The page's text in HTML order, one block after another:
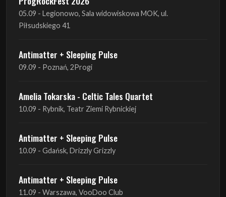
Antimatter + Sleeping Pulse
09.09 - Poznań, 2Progi
Amelia Tokarska - Celtic Tales Quartet
10.09 - Rybnik, Teatr Ziemi Rybnickiej
Antimatter + Sleeping Pulse
Antimatter + Sleeping Pulse
11.09 - Warszawa, VooDoo Club
Antimatter + Sleeping Pulse
12.09 - Kraków, Hype Park